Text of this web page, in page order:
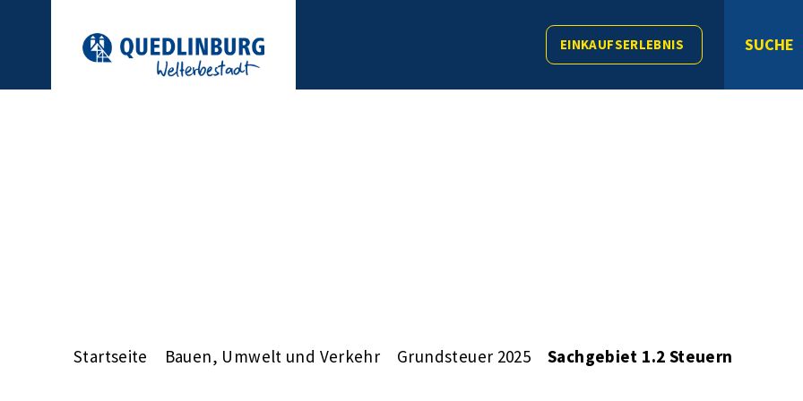
EINKAUFSERLEBNIS SUCHE
Startseite Bauen, Umwelt und Verkehr Grundsteuer 2025 Sachgebiet 1.2 Steuern